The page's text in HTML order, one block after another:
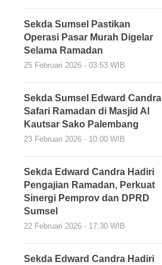
Sekda Sumsel Pastikan
Operasi Pasar Murah Digelar
Selama Ramadan
25 Februari 2026 - 03:53 WIB
Sekda Sumsel Edward Candra
Safari Ramadan di Masjid Al
Kautsar Sako Palembang
23 Februari 2026 - 10:00 WIB
Sekda Edward Candra Hadiri
Pengajian Ramadan, Perkuat
Sinergi Pemprov dan DPRD
Sumsel
22 Februari 2026 - 17:30 WIB
Sekda Edward Candra Hadiri